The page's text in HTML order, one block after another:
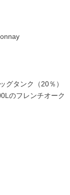
グタンク（20％）
のフレンチオーク